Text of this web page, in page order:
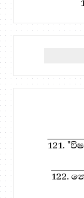
121.
122.